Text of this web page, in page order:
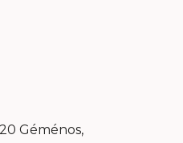
Géménos,